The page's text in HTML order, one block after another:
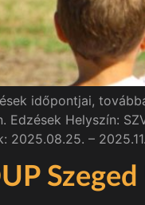
időpontjai,
Helyszín:
2025.08.25. –